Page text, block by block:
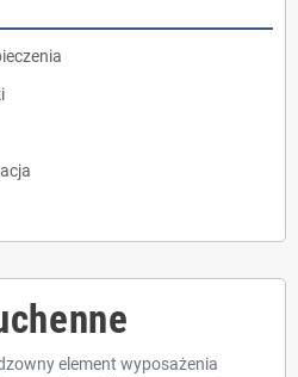
element wyposażenia